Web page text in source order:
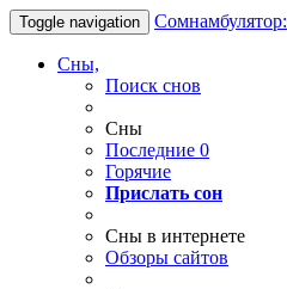
Toggle navigation Сомнамбулятор:
Сны,
Поиск снов
Сны
Последние 0
Горячие
Прислать сон
Сны в интернете
Обзоры сайтов